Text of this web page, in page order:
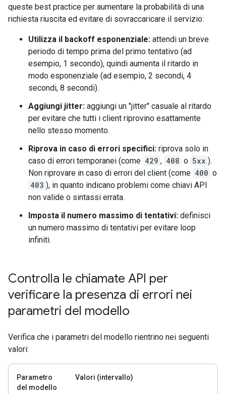
queste best practice per aumentare la probabilità di una
richiesta riuscita ed evitare di sovraccaricare il servizio:
Utilizza il backoff esponenziale: attendi un breve
periodo di tempo prima del primo tentativo (ad
esempio, 1 secondo), quindi aumenta il ritardo in
modo esponenziale (ad esempio, 2 secondi, 4
secondi, 8 secondi).
Aggiungi jitter: aggiungi un "jitter" casuale al ritardo
per evitare che tutti i client riprovino esattamente
nello stesso momento.
Riprova in caso di errori specifici: riprova solo in
caso di errori temporanei (come 429 , 408 o 5xx ).
Non riprovare in caso di errori del client (come 400 o
403 ), in quanto indicano problemi come chiavi API
non valide o sintassi errata.
Imposta il numero massimo di tentativi: definisci
un numero massimo di tentativi per evitare loop
infiniti.
Controlla le chiamate API per
verificare la presenza di errori nei
parametri del modello
Verifica che i parametri del modello rientrino nei seguenti
valori:
Parametro
del modello
Valori (intervallo)